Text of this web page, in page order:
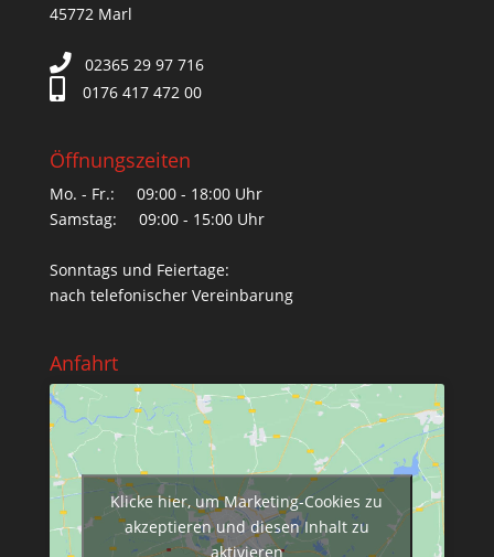
45772 Marl
02365 29 97 716
0176 417 472 00
Öffnungszeiten
Mo. - Fr.: 09:00 - 18:00 Uhr
Samstag: 09:00 - 15:00 Uhr
Sonntags und Feiertage:
nach telefonischer Vereinbarung
Anfahrt
Klicke hier, um Marketing-Cookies zu
akzeptieren und diesen Inhalt zu
aktivieren